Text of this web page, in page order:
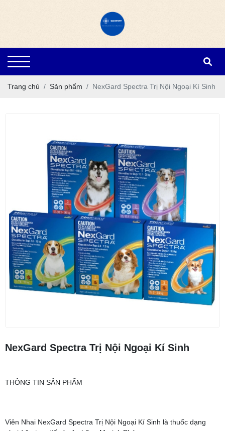
Trang chủ Sản phẩm NexGard Spectra Trị Nội Ngoại Kí Sinh
NexGard Spectra Trị Nội Ngoại Kí Sinh
THÔNG TIN SẢN PHẨM
Viên Nhai NexGard Spectra Trị Nội Ngoại Kí Sinh là thuốc dạng